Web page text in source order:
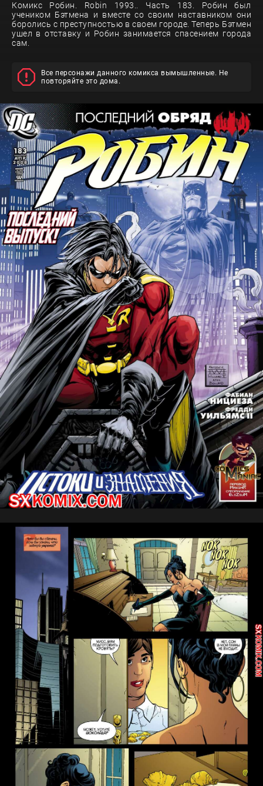
Комикс Робин. Robin 1993.. Часть 183. Робин был
учеником Бэтмена и вместе со своим наставником они
боролись с преступностью в своем городе. Теперь Бэтмен
ушел в отставку и Робин занимается спасением города
сам.
Все персонажи данного комикса вымышленные. Не
повторяйте это дома.